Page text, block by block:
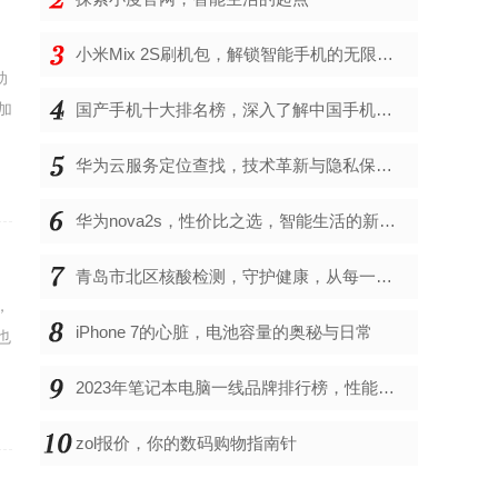
小米Mix 2S刷机包，解锁智能手机的无限可能
国产手机十大排名榜，深入了解中国手机市场的佼佼者
华为云服务定位查找，技术革新与隐私保护的双重奏
华为nova2s，性价比之选，智能生活的新伙伴
青岛市北区核酸检测，守护健康，从每一次检测开始
iPhone 7的心脏，电池容量的奥秘与日常
2023年笔记本电脑一线品牌排行榜，性能、创新与用户满意度的综合考量
zol报价，你的数码购物指南针